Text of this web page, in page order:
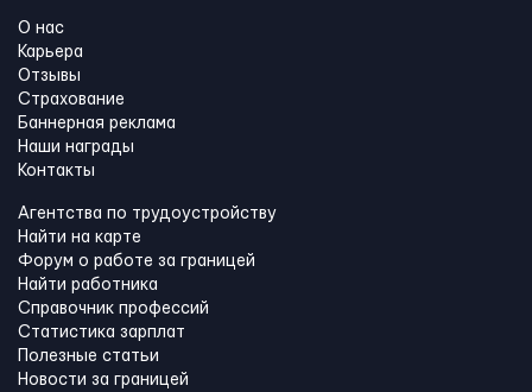
О нас
Карьера
Отзывы
Страхование
Баннерная реклама
Наши награды
Контакты
Агентства по трудоустройству
Найти на карте
Форум о работе за границей
Найти работника
Справочник профессий
Статистика зарплат
Полезные статьи
Новости за границей